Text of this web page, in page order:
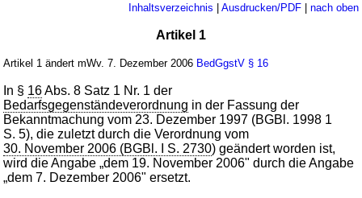
Inhaltsverzeichnis | Ausdrucken/PDF| nach oben
Artikel 1
Artikel 1 ändert mWv. 7. Dezember 2006 BedGgstV § 16
In § 16Abs. 8 Satz 1 Nr. 1 der
Bedarfsgegenständeverordnung in der Fassung der
Bekanntmachung vom 23. Dezember 1997 (BGBl. 1998 1
S. 5), die zuletzt durch die Verordnung vom
30. November 2006 (BGBl. I S. 2730) geändert worden ist,
wird die Angabe „dem 19. November 2006" durch die Angabe
„dem 7. Dezember 2006" ersetzt.